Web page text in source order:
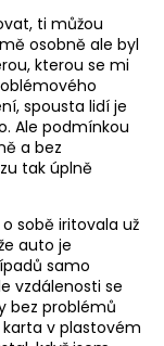
ti můžou
osobně ale byl
kterou se mi
spousta lidí je
Ale podmínkou
a bez
tak úplně
sobě iritovala už
auto je
samo
vzdálenosti se
bez problémů
v plastovém